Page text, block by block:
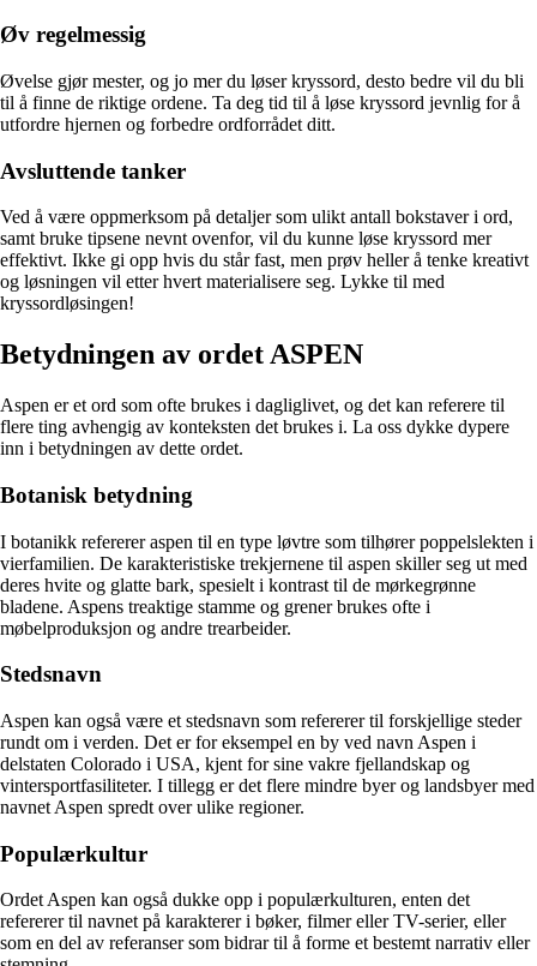
Øv regelmessig
Øvelse gjør mester, og jo mer du løser kryssord, desto bedre vil du bli
til å finne de riktige ordene. Ta deg tid til å løse kryssord jevnlig for å
utfordre hjernen og forbedre ordforrådet ditt.
Avsluttende tanker
Ved å være oppmerksom på detaljer som ulikt antall bokstaver i ord,
samt bruke tipsene nevnt ovenfor, vil du kunne løse kryssord mer
effektivt. Ikke gi opp hvis du står fast, men prøv heller å tenke kreativt
og løsningen vil etter hvert materialisere seg. Lykke til med
kryssordløsingen!
Betydningen av ordet ASPEN
Aspen er et ord som ofte brukes i dagliglivet, og det kan referere til
flere ting avhengig av konteksten det brukes i. La oss dykke dypere
inn i betydningen av dette ordet.
Botanisk betydning
I botanikk refererer aspen til en type løvtre som tilhører poppelslekten i
vierfamilien. De karakteristiske trekjernene til aspen skiller seg ut med
deres hvite og glatte bark, spesielt i kontrast til de mørkegrønne
bladene. Aspens treaktige stamme og grener brukes ofte i
møbelproduksjon og andre trearbeider.
Stedsnavn
Aspen kan også være et stedsnavn som refererer til forskjellige steder
rundt om i verden. Det er for eksempel en by ved navn Aspen i
delstaten Colorado i USA, kjent for sine vakre fjellandskap og
vintersportfasiliteter. I tillegg er det flere mindre byer og landsbyer med
navnet Aspen spredt over ulike regioner.
Populærkultur
Ordet Aspen kan også dukke opp i populærkulturen, enten det
refererer til navnet på karakterer i bøker, filmer eller TV-serier, eller
som en del av referanser som bidrar til å forme et bestemt narrativ eller